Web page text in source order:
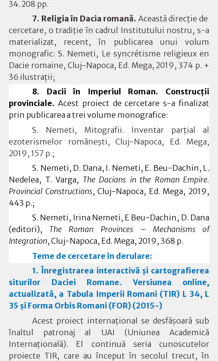
34. 208 pp.
7. Religia în Dacia romană. Această direcție de
cercetare, o tradiție în cadrul Institutului nostru, s-a
materializat, recent, în publicarea unui volum
monografic: S. Nemeti, Le syncrétisme religieux en
Dacie romaine, Cluj-Napoca, Ed. Mega, 2019, 374 p. +
36 ilustrații;
8. Dacii în Imperiul Roman. Construcții
provinciale. Acest proiect de cercetare s-a finalizat
prin publicarea a trei volume monografice:
S. Nemeti, Mitografii. Inventar parțial al
ezoterismelor românești , Cluj-Napoca, Ed. Mega,
2019, 157 p.;
S. Nemeti, D. Dana, I. Nemeti, E. Beu-Dachin, L.
Nedelea, T. Varga, The Dacians in the Roman Empire.
Provincial Constructions, Cluj-Napoca, Ed. Mega, 2019,
443 p.;
S. Nemeti, Irina Nemeti, E Beu-Dachin, D. Dana
(editori), The Roman Provinces – Mechanisms of
Integration, Cluj-Napoca, Ed. Mega, 2019, 368 p.
Teme de cercetare în derulare:
1. Înregistrarea interactivă şi cartografierea
siturilor Daciei Romane. Versiunea online,
actualizată, a Tabula Imperii Romani (TIR) L 34, L
35 şi Forma Orbis Romani (FOR) (2015-)
Acest proiect internaţional se desfăşoară sub
înaltul patronaj al UAI (Uniunea Academică
Internaţională). El continuă seria cunoscutelor
proiecte TIR, care au început în secolul trecut, în